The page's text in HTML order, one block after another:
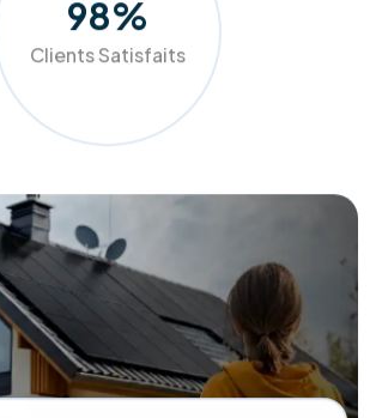
photovoltaïques, pompes à chaleur,
les ménages et entreprises belges à
leurs factures tout en valorisant leur
la qualité et de l'accompagnement de A à
mon audit gratuit